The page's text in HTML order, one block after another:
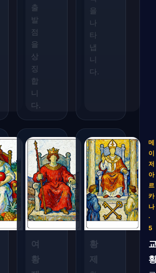
출
발
점
을
상
징
합
니
다.
을
나
타
냅
니
다.
메
이
저
아
르
카
나
·
3
여
황
메
이
저
아
르
카
나
·
4
황
제
메
이
저
아
르
카
나
·
5